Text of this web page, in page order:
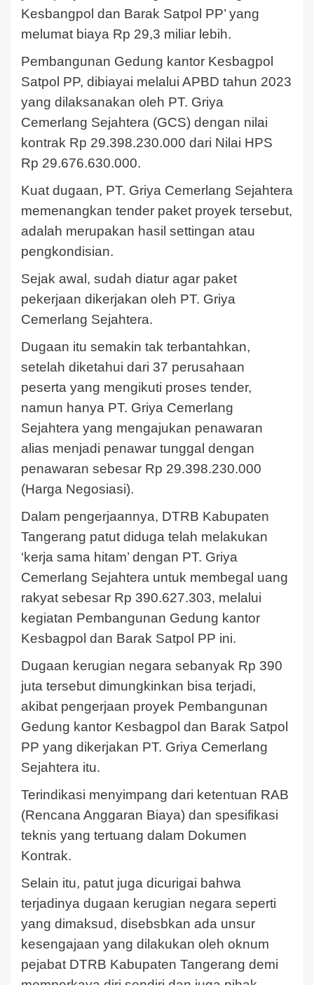
Kesbangpol dan Barak Satpol PP’ yang
melumat biaya Rp 29,3 miliar lebih.
Pembangunan Gedung kantor Kesbagpol
Satpol PP, dibiayai melalui APBD tahun 2023
yang dilaksanakan oleh PT. Griya
Cemerlang Sejahtera (GCS) dengan nilai
kontrak Rp 29.398.230.000 dari Nilai HPS
Rp 29.676.630.000.
Kuat dugaan, PT. Griya Cemerlang Sejahtera
memenangkan tender paket proyek tersebut,
adalah merupakan hasil settingan atau
pengkondisian.
Sejak awal, sudah diatur agar paket
pekerjaan dikerjakan oleh PT. Griya
Cemerlang Sejahtera.
Dugaan itu semakin tak terbantahkan,
setelah diketahui dari 37 perusahaan
peserta yang mengikuti proses tender,
namun hanya PT. Griya Cemerlang
Sejahtera yang mengajukan penawaran
alias menjadi penawar tunggal dengan
penawaran sebesar Rp 29.398.230.000
(Harga Negosiasi).
Dalam pengerjaannya, DTRB Kabupaten
Tangerang patut diduga telah melakukan
‘kerja sama hitam’ dengan PT. Griya
Cemerlang Sejahtera untuk membegal uang
rakyat sebesar Rp 390.627.303, melalui
kegiatan Pembangunan Gedung kantor
Kesbagpol dan Barak Satpol PP ini.
Dugaan kerugian negara sebanyak Rp 390
juta tersebut dimungkinkan bisa terjadi,
akibat pengerjaan proyek Pembangunan
Gedung kantor Kesbagpol dan Barak Satpol
PP yang dikerjakan PT. Griya Cemerlang
Sejahtera itu.
Terindikasi menyimpang dari ketentuan RAB
(Rencana Anggaran Biaya) dan spesifikasi
teknis yang tertuang dalam Dokumen
Kontrak.
Selain itu, patut juga dicurigai bahwa
terjadinya dugaan kerugian negara seperti
yang dimaksud, disebsbkan ada unsur
kesengajaan yang dilakukan oleh oknum
pejabat DTRB Kabupaten Tangerang demi